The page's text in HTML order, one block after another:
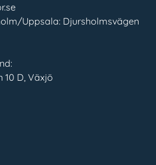
Uppsala: Djursholmsvägen
D, Växjö